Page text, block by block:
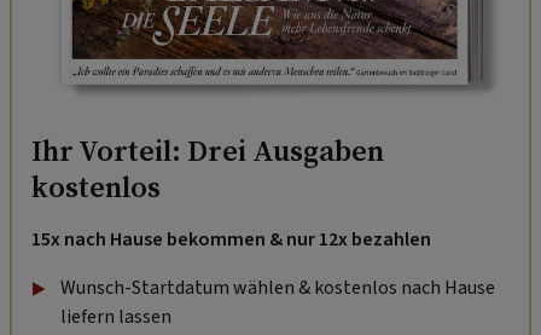
Ihr Vorteil: Drei Ausgaben
kostenlos
15x nach Hause bekommen & nur 12x bezahlen
Wunsch-Startdatum wählen & kostenlos nach Hause
liefern lassen